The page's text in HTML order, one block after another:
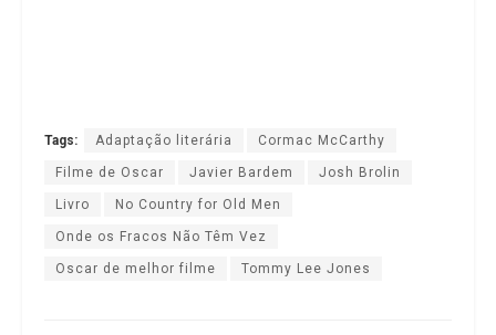
Tags: Adaptação literária Cormac McCarthy
Filme de Oscar Javier Bardem Josh Brolin
Livro No Country for Old Men
Onde os Fracos Não Têm Vez
Oscar de melhor filme Tommy Lee Jones